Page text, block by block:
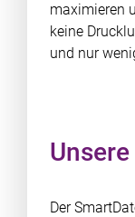
maximieren
keine
und nur
Der